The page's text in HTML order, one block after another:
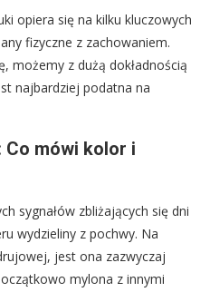
opiera się na kilku kluczowych
fizyczne z zachowaniem.
możemy z dużą dokładnością
najbardziej podatna na
Co mówi kolor i
sygnałów zbliżających się dni
wydzieliny z pochwy. Na
jest ona zazwyczaj
mylona z innymi